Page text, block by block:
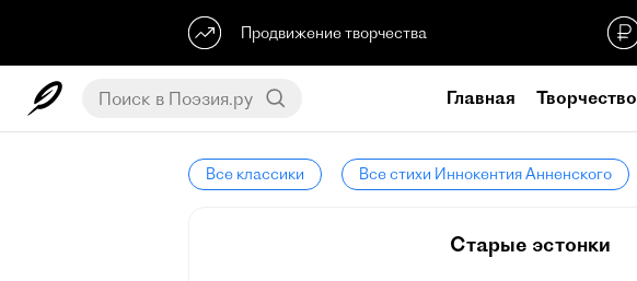
Продвижение творчества
Главная Творчество
Все классики Все стихи Иннокентия Анненского
Старые эстонки